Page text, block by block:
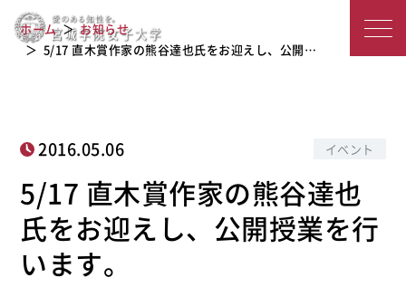
城
子
大
5/17 直木賞作家の熊谷達也氏をお迎え
し、公開授業を行います。
ホーム
お知らせ
5/17 直木賞作家の熊谷達也氏をお迎えし、公開…
2016.05.06 イベント
5/17 直木賞作家の熊谷達也
氏をお迎えし、公開授業を行
います。